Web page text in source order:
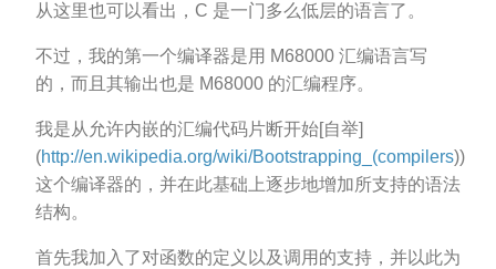
从这里也可以看出，C 是一门多么低层的语言了。
不过，我的第一个编译器是用 M68000 汇编语言写
的，而且其输出也是 M68000 的汇编程序。
我是从允许内嵌的汇编代码片断开始[自举]
(http://en.wikipedia.org/wiki/Bootstrapping_(compilers))
这个编译器的，并在此基础上逐步地增加所支持的语法
结构。
首先我加入了对函数的定义以及调用的支持，并以此为